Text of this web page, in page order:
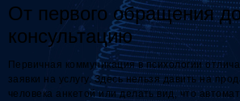
От первого обращения
консультацию
Первичная коммуникация в психологии
заявки на услугу. Здесь нельзя давить на
человека анкетой или делать вид, что